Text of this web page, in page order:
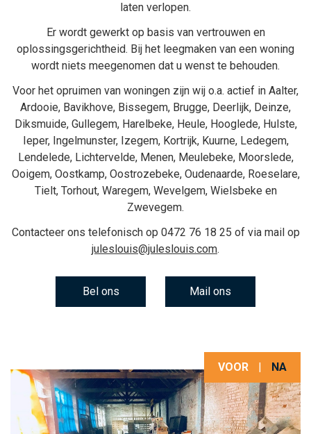
laten verlopen.
Er wordt gewerkt op basis van vertrouwen en
oplossingsgerichtheid. Bij het leegmaken van een woning
wordt niets meegenomen dat u wenst te behouden.
Voor het opruimen van woningen zijn wij o.a. actief in Aalter,
Ardooie, Bavikhove, Bissegem, Brugge, Deerlijk, Deinze,
Diksmuide, Gullegem, Harelbeke, Heule, Hooglede, Hulste,
Ieper, Ingelmunster, Izegem, Kortrijk, Kuurne, Ledegem,
Lendelede, Lichtervelde, Menen, Meulebeke, Moorslede,
Ooigem, Oostkamp, Oostrozebeke, Oudenaarde, Roeselare,
Tielt, Torhout, Waregem, Wevelgem, Wielsbeke en
Zwevegem.
Contacteer ons telefonisch op 0472 76 18 25 of via mail op
juleslouis@juleslouis.com.
Bel ons Mail ons
VOOR | NA